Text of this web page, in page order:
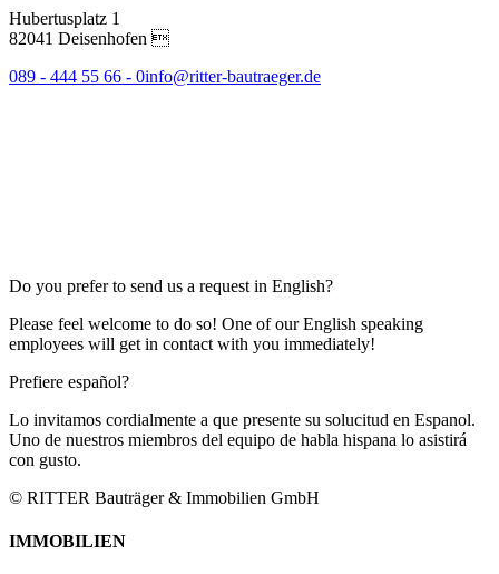
Hubertusplatz 1
82041 Deisenhofen 
089 - 444 55 66 - 0info@ritter-bautraeger.de
Do you prefer to send us a request in English?
Please feel welcome to do so! One of our English speaking
employees will get in contact with you immediately!
Prefiere español?
Lo invitamos cordialmente a que presente su solucitud en Espanol.
Uno de nuestros miembros del equipo de habla hispana lo asistirá
con gusto.
© RITTER Bauträger & Immobilien GmbH
IMMOBILIEN